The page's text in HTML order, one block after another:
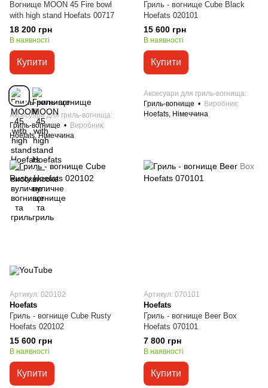
Вогнище MOON 45 Fire bowl
with high stand Hoefats 00717
18 200 грн
В наявності
Купити
Аксесуари для гриль-вогнища
Гриль-вогнище
Виробник
Hoefats, Німеччина
Гриль - вогнище Cube Black
Hoefats 020101
15 600 грн
В наявності
Купити
Аксесуари для гриль-вогнища
Гриль-вогнище
Виробник
Hoefats, Німеччина
Артикул: 020102
Hoefats
Гриль - вогнище Cube Rusty
Hoefats 020102
15 600 грн
В наявності
Купити
Артикул: 070101
Hoefats
Гриль - вогнище Beer Box
Hoefats 070101
7 800 грн
В наявності
Купити